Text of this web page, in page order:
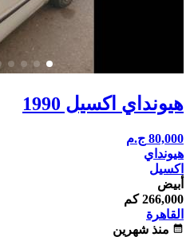
هيونداي اكسيل 1990
80,000 ج.م
هيونداي
اكسيل
أبيض
266,000 كم
القاهرة
calendar_month منذ شهرين